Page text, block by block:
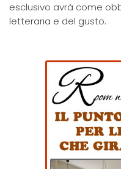
esclusivo avrà come
letteraria e del gusto.